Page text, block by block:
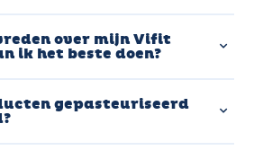
over mijn Vifit
ik het beste doen?
gepasteuriseerd